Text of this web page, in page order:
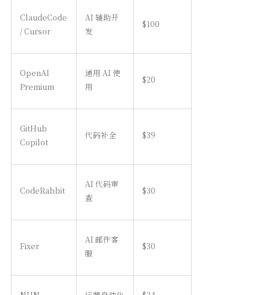
ClaudeCode
/ Cursor
AI 辅助开
发
$100
OpenAI
Premium
通用 AI 使
用
$20
GitHub
Copilot
代码补全 $39
CodeRabbit
AI 代码审
查
$30
Fixer
AI 邮件客
服
$30